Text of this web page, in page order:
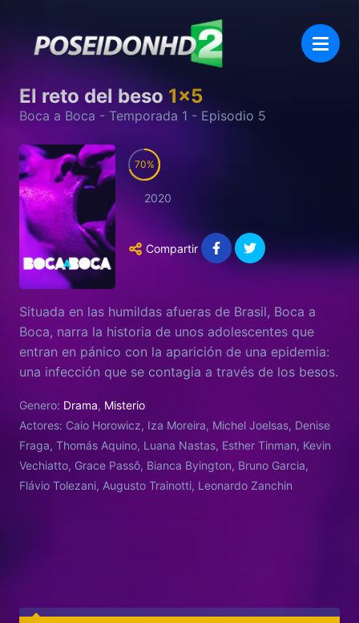
El reto del beso 1x5
Boca a Boca - Temporada 1 - Episodio 5
70
2020
Compartir
Situada en las humildas afueras de Brasil, Boca a
Boca, narra la historia de unos adolescentes que
entran en pánico con la aparición de una epidemia:
una infección que se contagia a través de los besos.
parar la epidemia evitando contagiarse.
Genero: Drama, Misterio
Actores: Caio Horowicz, Iza Moreira, Michel Joelsas, Denise
Fraga, Thomás Aquino, Luana Nastas, Esther Tinman, Kevin
Vechiatto, Grace Passô, Bianca Byington, Bruno Garcia,
Flávio Tolezani, Augusto Trainotti, Leonardo Zanchin